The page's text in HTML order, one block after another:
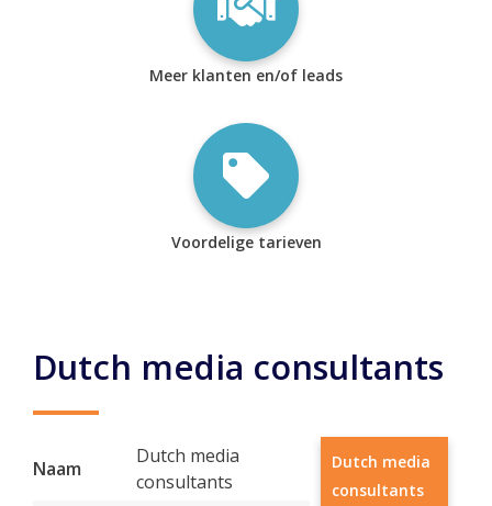
Meer klanten en/of leads
Voordelige tarieven
Dutch media consultants
Naam
Dutch media
consultants
Dutch media
consultants